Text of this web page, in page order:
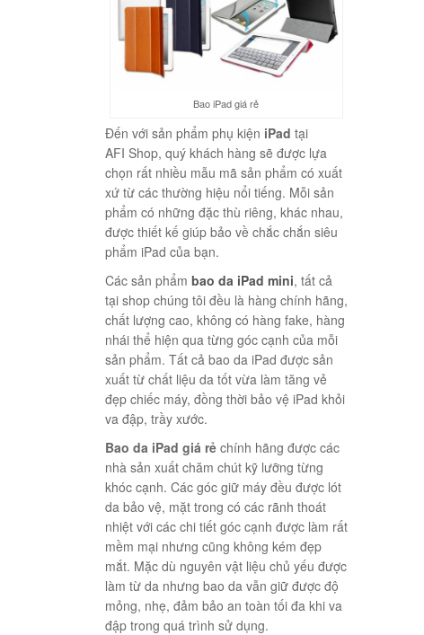
Bao iPad giá rẻ
Đến với sản phẩm phụ kiện iPad tại
AFI Shop, quý khách hàng sẽ được lựa
chọn rất nhiều mẫu mã sản phẩm có xuất
xứ từ các thường hiệu nổi tiếng. Mỗi sản
phẩm có những đặc thù riêng, khác nhau,
được thiết kế giúp bảo về chắc chắn siêu
phẩm iPad của bạn.
Các sản phẩm bao da iPad mini, tất cả
tại shop chúng tôi đều là hàng chính hãng,
chất lượng cao, không có hàng fake, hàng
nhái thể hiện qua từng góc cạnh của mỗi
sản phẩm. Tất cả bao da iPad được sản
xuất từ chất liệu da tốt vừa làm tăng vẻ
đẹp chiếc máy, đồng thời bảo vệ iPad khỏi
va đập, trầy xước.
Bao da iPad giá rẻ chính hãng được các
nhà sản xuất chăm chút kỹ lưỡng từng
khóc cạnh. Các góc giữ máy đều được lót
da bảo vệ, mặt trong có các rãnh thoát
nhiệt với các chi tiết góc cạnh được làm rất
mềm mại nhưng cũng không kém đẹp
mắt. Mặc dù nguyên vật liệu chủ yếu được
làm từ da nhưng bao da vẫn giữ được độ
mỏng, nhẹ, đảm bảo an toàn tối đa khi va
đập trong quá trình sử dụng.